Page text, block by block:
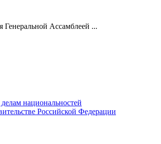
Генеральной Ассамблеей ...
национальностей
Российской Федерации